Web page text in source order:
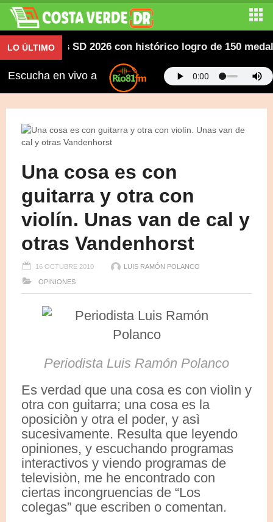
LO ÚLTIMO SD 2026 con histórico logro de 150
Escucha en vivo a
Una cosa es con
guitarra y otra con
violín. Unas van de cal y
otras Vandenhorst
16 OCTUBRE 2010 LUIS RAMÓN POLANCO
OPINIONES
Periodista Luis Ramón Polanco
Es verdad que una cosa es con violìn y
otra con guitarra; una cosa es la
oposiciòn y otra el poder, y asì
sucesivamente. Resulta que leyendo
opiniones, y escuchando programas
interactivos y viendo programas de
televisiòn, me he encontrado con
ciertas incongruencias de “Los
colegas” que escriben o comentan.